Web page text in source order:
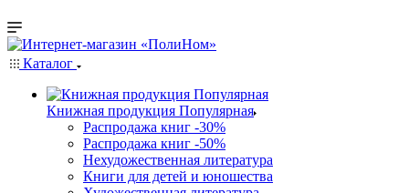
Каталог
Книжная продукция Популярная
Распродажа книг -30%
Распродажа книг -50%
Нехудожественная литература
Книги для детей и юношества